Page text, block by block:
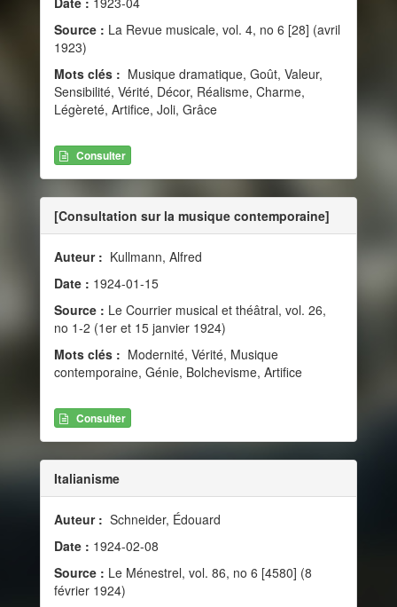
Source : La Revue musicale, vol. 4, no 6 [28] (avril
1923)
Mots clés : Musique dramatique, Goût, Valeur,
Sensibilité, Vérité, Décor, Réalisme, Charme,
Légèreté, Artifice, Joli, Grâce
Consulter
[Consultation sur la musique contemporaine]
Auteur : Kullmann, Alfred
Date : 1924-01-15
Source : Le Courrier musical et théâtral, vol. 26,
no 1-2 (1er et 15 janvier 1924)
Mots clés : Modernité, Vérité, Musique
contemporaine, Génie, Bolchevisme, Artifice
Consulter
Italianisme
Auteur : Schneider, Édouard
Date : 1924-02-08
Source : Le Ménestrel, vol. 86, no 6 [4580] (8
février 1924)